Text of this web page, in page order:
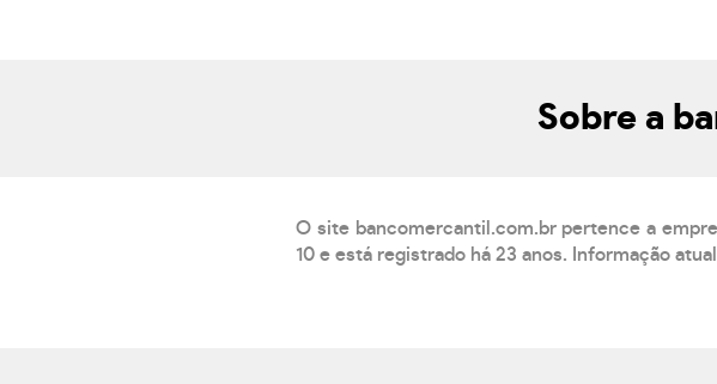
Sobre a
O site bancomercantil.com.br pertence a
10 e está registrado há 23 anos. Informação